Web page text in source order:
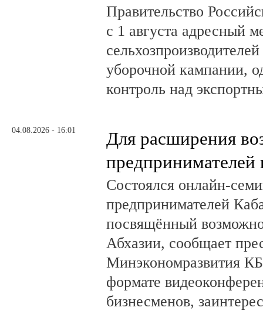
Правительство
с 1 августа адресный
уборочной кампании,
контроль над
04.08.2026 - 16:01
Для расширения
предпринимателей
Состоялся онлайн-
предпринимателей
посвящённый
Абхазии, сообщает
Минэкономразвития
формате
бизнесменов,